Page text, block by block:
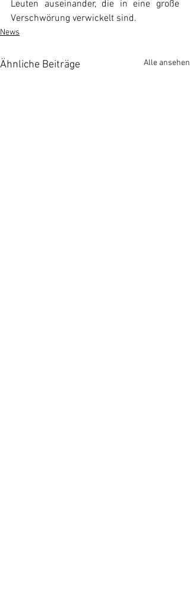
Leuten auseinander, die in eine große
Verschwörung verwickelt sind.
News
Ähnliche Beiträge Alle ansehen